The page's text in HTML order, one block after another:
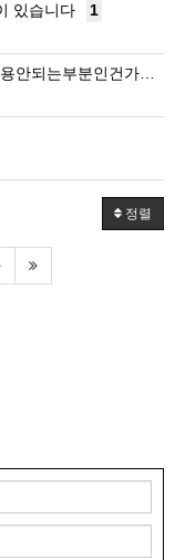
있습니다 1
안되는부분인건가…
정렬